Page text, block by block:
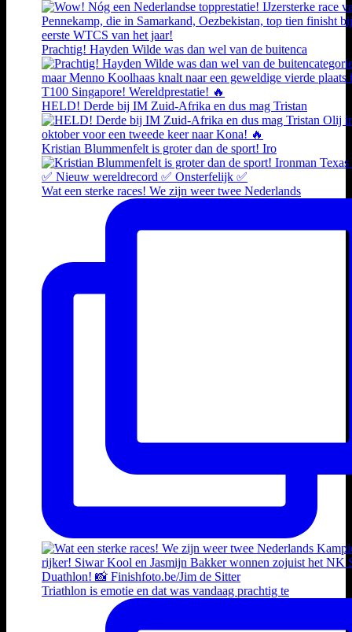
Prachtig! Hayden Wilde was dan wel van de buitenca
HELD! Derde bij IM Zuid-Afrika en dus mag Tristan
Kristian Blummenfelt is groter dan de sport! Iro
Wat een sterke races! We zijn weer twee Nederlands
Triathlon is emotie en dat was vandaag prachtig te